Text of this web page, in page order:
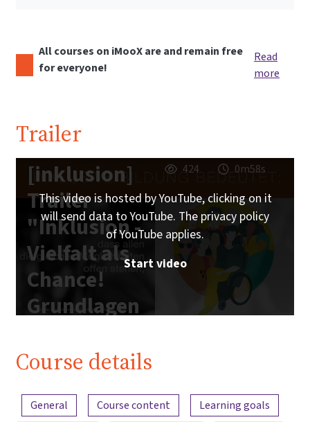
All courses on iMooX are and remain free
for everyone!
Read
more
Trailer
[inklusion]
Trailer
"Inklusion -
Vielfalt als
Chance!
Grundlagen
Pädagogik"
424 0m58s
This video is hosted by YouTube, clicking on it
will send data to YouTube. The privacy policy
of YouTube applies.
Start video
Course details
Content overview
General Course content
Learning goals